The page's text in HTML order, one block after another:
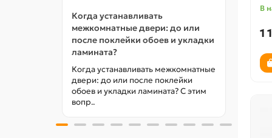
Когда устанавливать
межкомнатные двери: до или
после поклейки обоев и укладки
ламината?
Когда устанавливать межкомнатные
двери: до или после поклейки
обоев и укладки ламината? С этим
вопр..
году
В
1